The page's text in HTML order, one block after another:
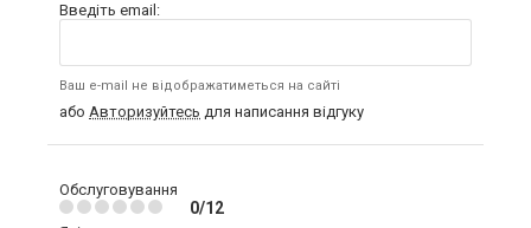
Введіть email:
Ваш e-mail не відображатиметься на сайті
або Авторизуйтесь для написання відгуку
Обслуговування
0/12